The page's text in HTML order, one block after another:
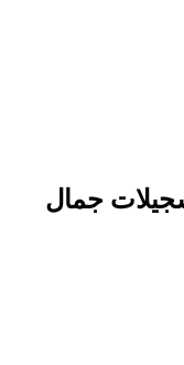
جمال